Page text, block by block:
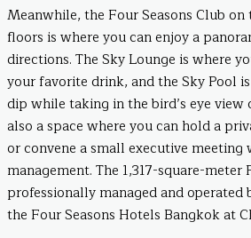
Meanwhile, the Four Seasons Club on
floors is where you can enjoy a
directions. The Sky Lounge is where
your favorite drink, and the Sky Pool
dip while taking in the bird’s eye view
also a space where you can hold a
or convene a small executive
management. The 1,317-square-meter
professionally managed and operated
the Four Seasons Hotels Bangkok at